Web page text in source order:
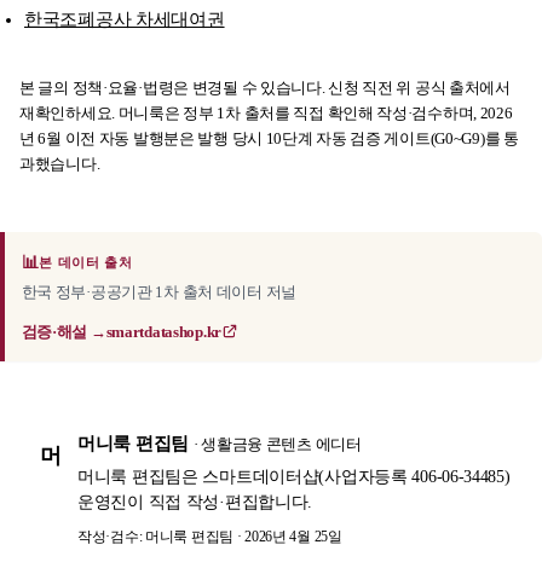
한국조폐공사 차세대여권
본 글의 정책·요율·법령은 변경될 수 있습니다. 신청 직전 위 공식 출처에서
재확인하세요. 머니룩은 정부 1차 출처를 직접 확인해 작성·검수하며, 2026
년 6월 이전 자동 발행분은 발행 당시 10단계 자동 검증 게이트(G0~G9)를 통
과했습니다.
📊본 데이터 출처
한국 정부·공공기관 1차 출처 데이터 저널
검증·해설 →smartdatashop.kr
머
머니룩 편집팀 · 생활금융 콘텐츠 에디터
머니룩 편집팀은 스마트데이터샵(사업자등록 406-06-34485)
운영진이 직접 작성·편집합니다.
작성·검수: 머니룩 편집팀 · 2026년 4월 25일